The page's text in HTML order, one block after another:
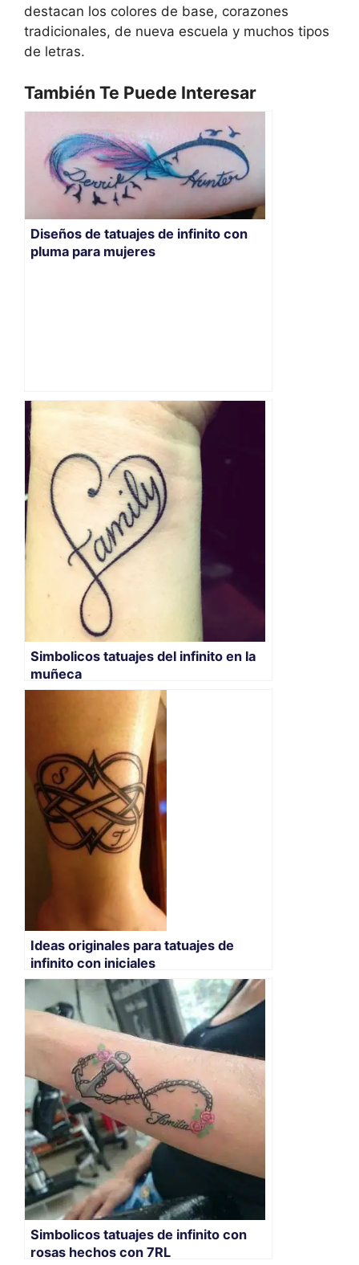
destacan los colores de base, corazones
tradicionales, de nueva escuela y muchos tipos
de letras.
También Te Puede Interesar
Diseños de tatuajes de infinito con
pluma para mujeres
Simbolicos tatuajes del infinito en la
muñeca
Ideas originales para tatuajes de
infinito con iniciales
Simbolicos tatuajes de infinito con
rosas hechos con 7RL